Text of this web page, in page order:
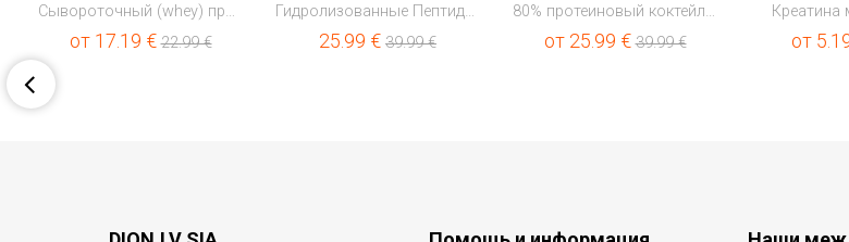
Сывороточный (whey) протеин
от 17.19 €22.99€
Гидролизованные Пептиды Коллагена
25.99 € 39.99€
80% протеиновый коктейль с витаминами
от 25.99 €39.99€
Креатина
от